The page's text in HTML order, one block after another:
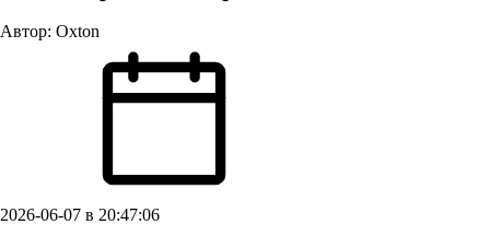
Автор: Oxton
2026-06-07 в 20:47:06